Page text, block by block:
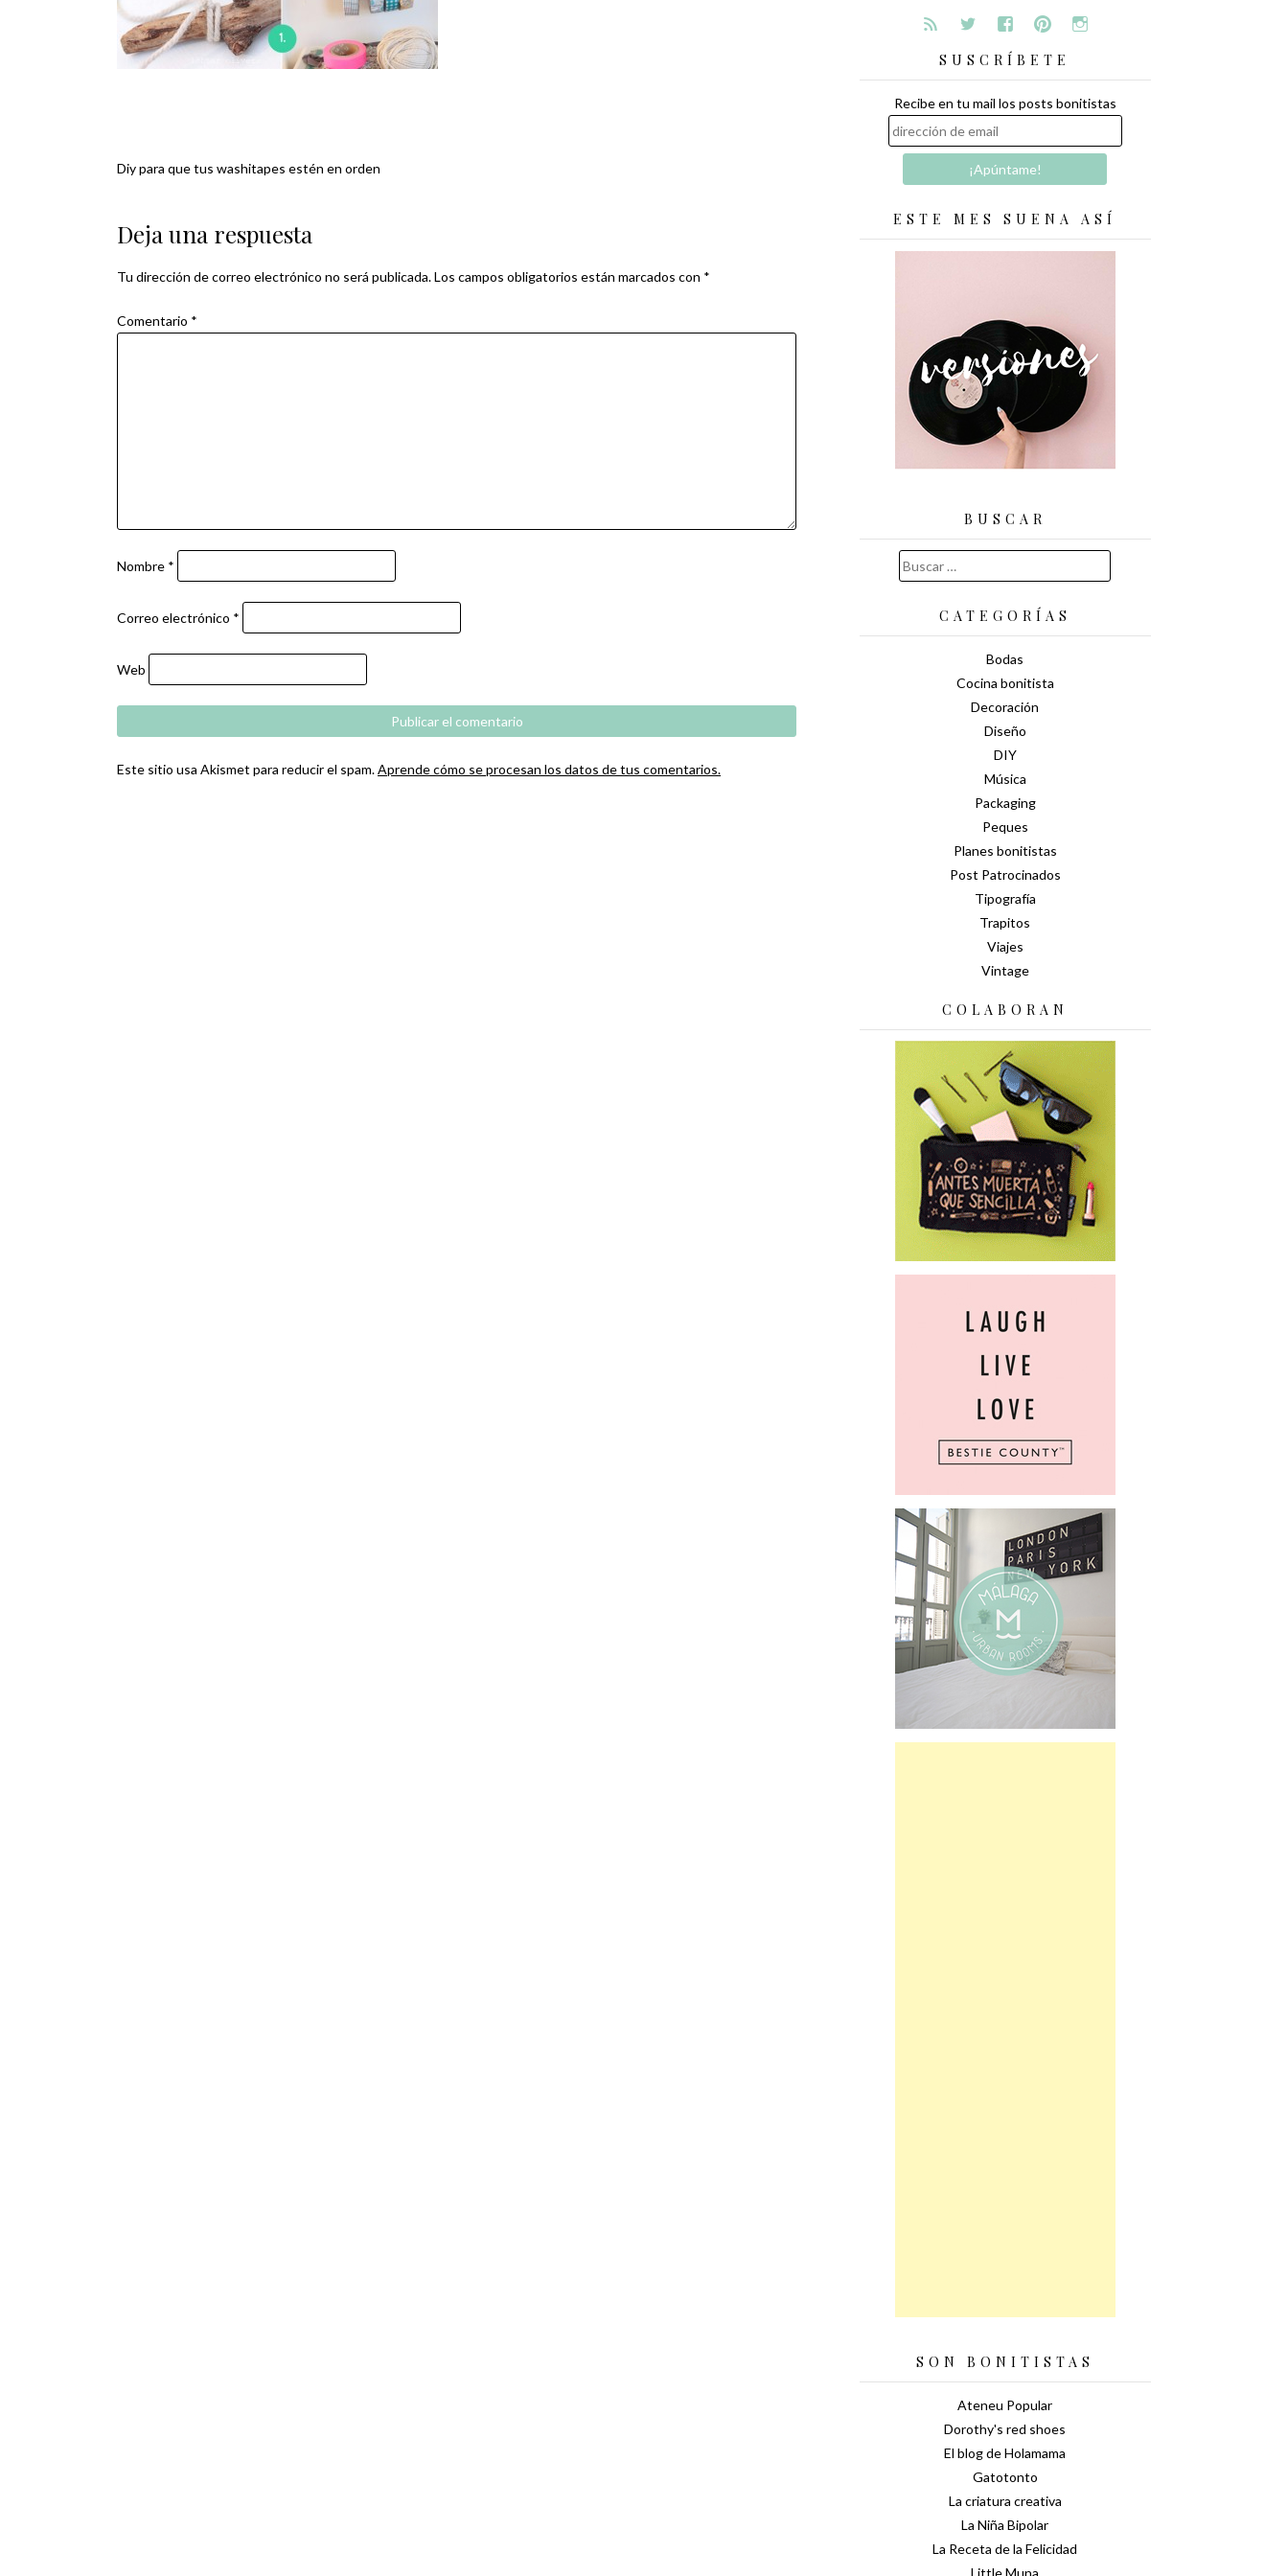
Navegación
de
entradas
Diy para que tus washitapes estén en orden
Deja una respuesta
Tu dirección de correo electrónico no será publicada.Los campos obligatorios están marcados con *
Comentario *
Nombre *
Correo electrónico *
Web
Este sitio usa Akismet para reducir el spam.Aprende cómo se procesan los datos de tus comentarios.
SUSCRÍBETE
Recibe en tu mail los posts bonitistas
ESTE MES SUENA ASÍ
BUSCAR
Buscar:
CATEGORÍAS
Bodas
Cocina bonitista
Decoración
Diseño
DIY
Música
Packaging
Peques
Planes bonitistas
Post Patrocinados
Tipografía
Trapitos
Viajes
Vintage
COLABORAN
SON BONITISTAS
Ateneu Popular
Dorothy's red shoes
El blog de Holamama
Gatotonto
La criatura creativa
La Niña Bipolar
La Receta de la Felicidad